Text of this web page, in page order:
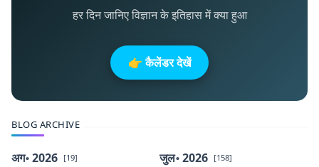
हर दिन जानिए विज्ञान के इतिहास में क्या हुआ
👉 कैलेंडर देखें
BLOG ARCHIVE
अग॰ 2026 [19] जुल॰ 2026 [158]